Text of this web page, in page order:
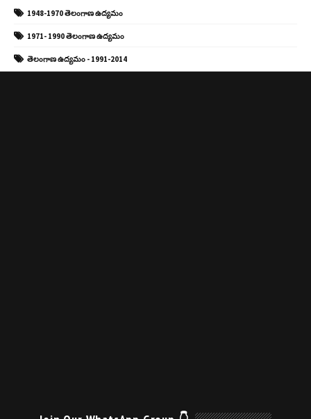
1948-1970 తెలంగాణ ఉద్యమం
1971- 1990 తెలంగాణ ఉద్యమం
తెలంగాణ ఉద్యమం - 1991-2014